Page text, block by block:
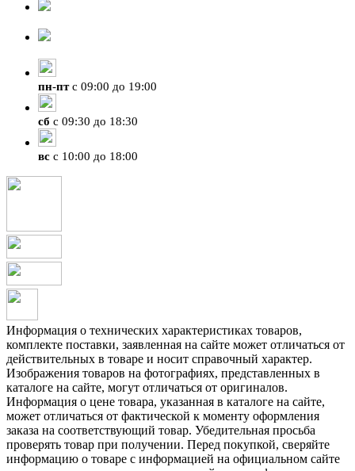
пн-птс 09:00 до 19:00
сб с 09:30 до 18:30
вс с 10:00 до 18:00
Информация о технических характеристиках товаров,
комплекте поставки, заявленная на сайте может отличаться от
действительных в товаре и носит справочный характер.
Изображения товаров на фотографиях, представленных в
каталоге на сайте, могут отличаться от оригиналов.
Информация о цене товара, указанная в каталоге на сайте,
может отличаться от фактической к моменту оформления
заказа на соответствующий товар. Убедительная просьба
проверять товар при получении. Перед покупкой, сверяйте
информацию о товаре с информацией на официальном сайте